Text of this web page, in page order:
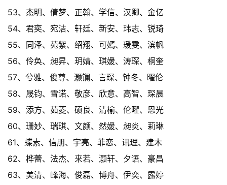
53、杰明、倩梦、正翰、学信、汉卿、金亿
54、君奕、宛洁、轩廷、新安、玮志、锐琦
55、同泽、苑紫、绍翔、可嫣、瑗雯、滨帆
56、伶奂、昶昇、玥婧、琪媛、涛琛、桐奎
57、兮雅、俊尊、灏镧、言琛、钟冬、曜伦
58、晟钧、雪诺、敬彦、欣意、高智、琛晨
59、添方、茹菱、硕良、清榆、伦曜、恩光
60、珊妙、瑞琪、文颜、然媛、昶炎、莉琳
61、蝶素、信朋、宇亮、菲恋、讯理、建木
62、桦蕾、法杰、来若、灏轩、夕语、豪昌
63、美清、峰海、俊磊、博舟、伊奕、露婷